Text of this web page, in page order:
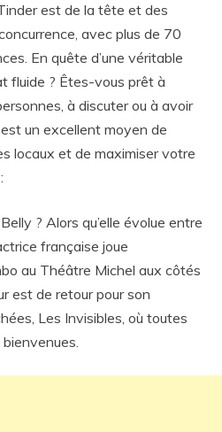
est de la tête et des
avec plus de 70
En quête d’une véritable
fluide ? Êtes-vous prêt à
à discuter ou à avoir
un excellent moyen de
locaux et de maximiser votre
? Alors qu’elle évolue entre
française joue
au Théâtre Michel aux côtés
est de retour pour son
Les Invisibles, où toutes